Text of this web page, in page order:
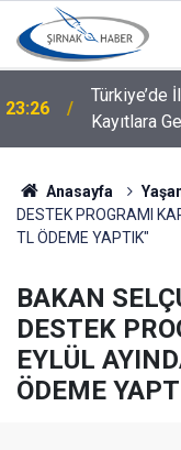
23:26
Türkiye’de
Kayıtlara
Anasayfa
DESTEK PROGRAMI
TL ÖDEME YAPTIK"
BAKAN
DESTEK
EYLÜL
ÖDEME